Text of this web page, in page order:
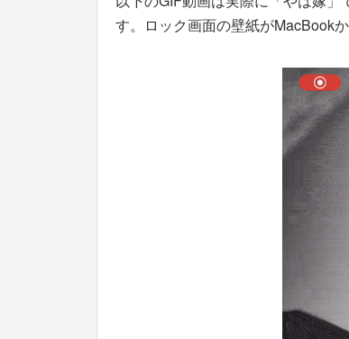
す。ロック画面の壁紙がMacBook